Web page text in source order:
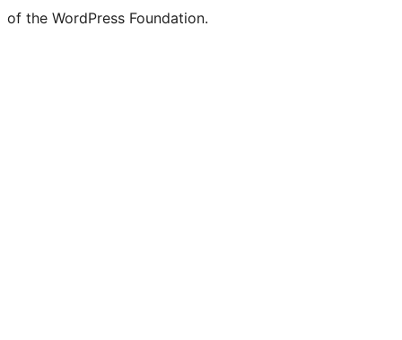
of the WordPress Foundation.